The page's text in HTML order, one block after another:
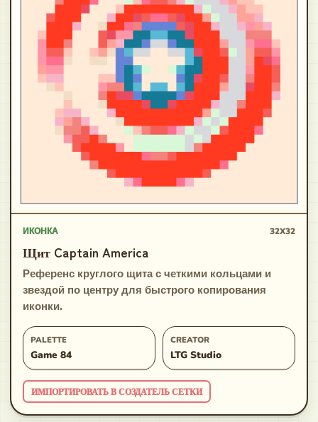
ИКОНКА 32X32
Щит Captain America
Референс круглого щита с четкими кольцами и
звездой по центру для быстрого копирования
иконки.
PALETTE
Game 84
CREATOR
LTG Studio
ИМПОРТИРОВАТЬ В СОЗДАТЕЛЬ СЕТКИ